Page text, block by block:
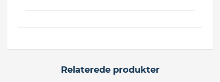
Relaterede produkter